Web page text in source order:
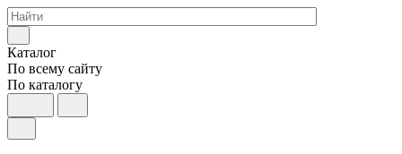
Каталог
По всему сайту
По каталогу